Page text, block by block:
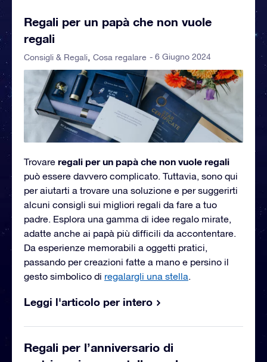
Regali per un papà che non vuole
regali
Consigli & Regali Cosa regalare - 6 Giugno 2024
Trovare regali per un papà che non vuole regali
può essere davvero complicato. Tuttavia, sono qui
per aiutarti a trovare una soluzione e per suggerirti
alcuni consigli sui migliori regali da fare a tuo
padre. Esplora una gamma di idee regalo mirate,
adatte anche ai papà più difficili da accontentare.
Da esperienze memorabili a oggetti pratici,
passando per creazioni fatte a mano e persino il
gesto simbolico di regalargli una stella
Leggi l'articolo per intero
Regali per l’anniversario di